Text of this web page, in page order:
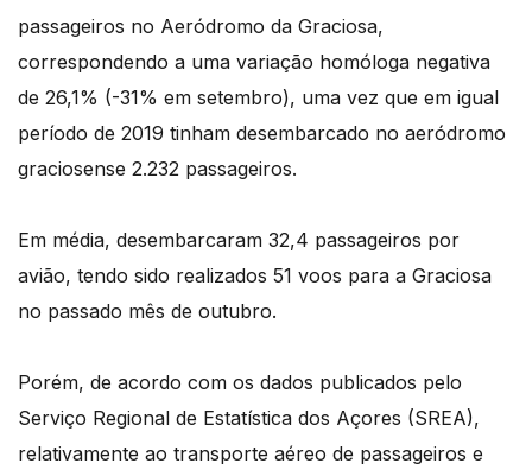
passageiros no Aeródromo da Graciosa,
correspondendo a uma variação homóloga negativa
de 26,1% (-31% em setembro), uma vez que em igual
período de 2019 tinham desembarcado no aeródromo
graciosense 2.232 passageiros.
Em média, desembarcaram 32,4 passageiros por
avião, tendo sido realizados 51 voos para a Graciosa
no passado mês de outubro.
Porém, de acordo com os dados publicados pelo
Serviço Regional de Estatística dos Açores (SREA),
relativamente ao transporte aéreo de passageiros e